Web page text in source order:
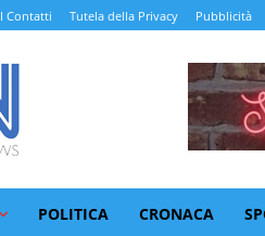
I Contatti Tutela della Privacy Pubblicità
POLITICA CRONACA